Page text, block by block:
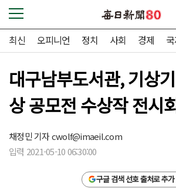
최신 오피니언 정치 사회 경제
대구남부도서관, 기상
상 공모전 수상작 전시
채정민 기자cwolf@imaeil.com
입력 2021-05-10 06:30:00
구글 검색 선호 출처로 추가